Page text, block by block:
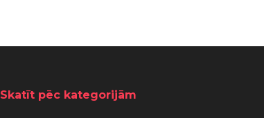
Skatīt pēc kategorijām